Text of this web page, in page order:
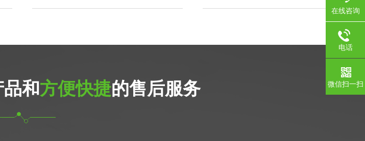
和方便快捷的售后服务
在线咨询
电话
微信扫一扫